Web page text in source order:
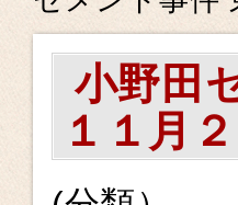
小野田
１１月